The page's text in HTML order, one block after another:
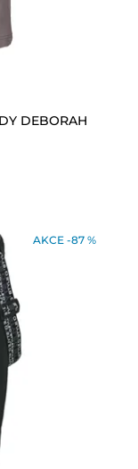
DEBORAH
AKCE -87 %